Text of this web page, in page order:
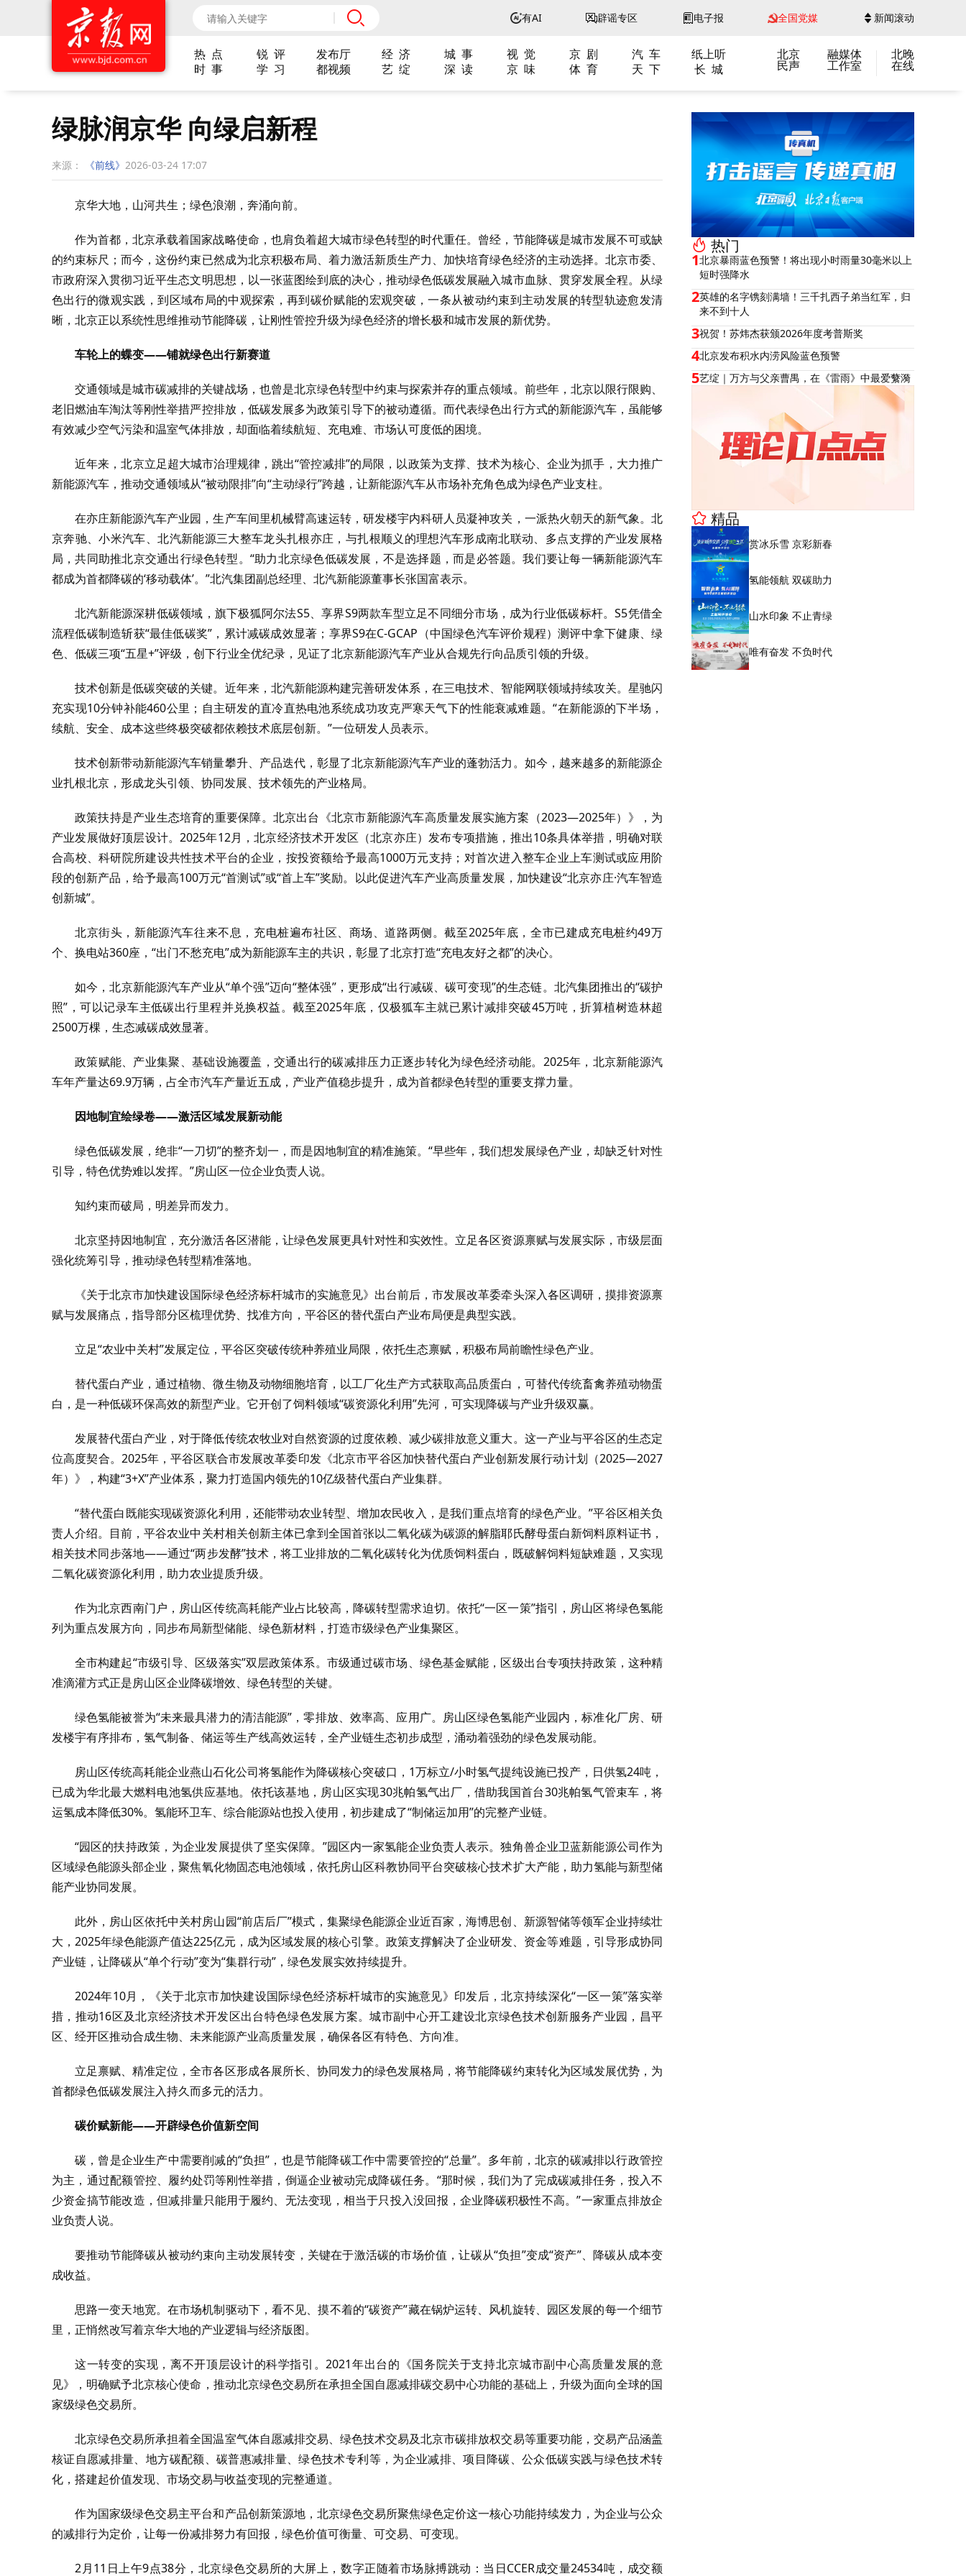
有AI 辟谣专区 电子报 全国党媒 新闻滚动
热 点 锐 评 发布厅 经 济 城 事 视 觉 京 剧 汽 车
纸上听
时 事
学 习 都视频 艺 绽 深 读 京 味 体 育 天 下 长 城
北京
民声
融媒体
工作室
北晚
在线
绿脉润京华 向绿启新程
来源： 《前线》 2026-03-24 17:07
京华大地，山河共生；绿色浪潮，奔涌向前。
作为首都，北京承载着国家战略使命，也肩负着超大城市绿色转型的时代重任。曾经，节能降碳是城市发展不可或缺
的约束标尺；而今，这份约束已然成为北京积极布局、着力激活新质生产力、加快培育绿色经济的主动选择。北京市委、
市政府深入贯彻习近平生态文明思想，以一张蓝图绘到底的决心，推动绿色低碳发展融入城市血脉、贯穿发展全程。从绿
色出行的微观实践，到区域布局的中观探索，再到碳价赋能的宏观突破，一条从被动约束到主动发展的转型轨迹愈发清
晰，北京正以系统性思维推动节能降碳，让刚性管控升级为绿色经济的增长极和城市发展的新优势。
车轮上的蝶变——铺就绿色出行新赛道
交通领域是城市碳减排的关键战场，也曾是北京绿色转型中约束与探索并存的重点领域。前些年，北京以限行限购、
老旧燃油车淘汰等刚性举措严控排放，低碳发展多为政策引导下的被动遵循。而代表绿色出行方式的新能源汽车，虽能够
有效减少空气污染和温室气体排放，却面临着续航短、充电难、市场认可度低的困境。
近年来，北京立足超大城市治理规律，跳出“管控减排”的局限，以政策为支撑、技术为核心、企业为抓手，大力推广
新能源汽车，推动交通领域从“被动限排”向“主动绿行”跨越，让新能源汽车从市场补充角色成为绿色产业支柱。
在亦庄新能源汽车产业园，生产车间里机械臂高速运转，研发楼宇内科研人员凝神攻关，一派热火朝天的新气象。北
京奔驰、小米汽车、北汽新能源三大整车龙头扎根亦庄，与扎根顺义的理想汽车形成南北联动、多点支撑的产业发展格
局，共同助推北京交通出行绿色转型。“助力北京绿色低碳发展，不是选择题，而是必答题。我们要让每一辆新能源汽车
都成为首都降碳的‘移动载体’。”北汽集团副总经理、北汽新能源董事长张国富表示。
北汽新能源深耕低碳领域，旗下极狐阿尔法S5、享界S9两款车型立足不同细分市场，成为行业低碳标杆。S5凭借全
流程低碳制造斩获“最佳低碳奖”，累计减碳成效显著；享界S9在C-GCAP（中国绿色汽车评价规程）测评中拿下健康、绿
色、低碳三项“五星+”评级，创下行业全优纪录，见证了北京新能源汽车产业从合规先行向品质引领的升级。
技术创新是低碳突破的关键。近年来，北汽新能源构建完善研发体系，在三电技术、智能网联领域持续攻关。星驰闪
充实现10分钟补能460公里；自主研发的直冷直热电池系统成功攻克严寒天气下的性能衰减难题。“在新能源的下半场，
续航、安全、成本这些终极突破都依赖技术底层创新。”一位研发人员表示。
技术创新带动新能源汽车销量攀升、产品迭代，彰显了北京新能源汽车产业的蓬勃活力。如今，越来越多的新能源企
业扎根北京，形成龙头引领、协同发展、技术领先的产业格局。
政策扶持是产业生态培育的重要保障。北京出台《北京市新能源汽车高质量发展实施方案（2023—2025年）》，为
产业发展做好顶层设计。2025年12月，北京经济技术开发区（北京亦庄）发布专项措施，推出10条具体举措，明确对联
合高校、科研院所建设共性技术平台的企业，按投资额给予最高1000万元支持；对首次进入整车企业上车测试或应用阶
段的创新产品，给予最高100万元“首测试”或“首上车”奖励。以此促进汽车产业高质量发展，加快建设“北京亦庄·汽车智造
创新城”。
北京街头，新能源汽车往来不息，充电桩遍布社区、商场、道路两侧。截至2025年底，全市已建成充电桩约49万
个、换电站360座，“出门不愁充电”成为新能源车主的共识，彰显了北京打造“充电友好之都”的决心。
如今，北京新能源汽车产业从“单个强”迈向“整体强”，更形成“出行减碳、碳可变现”的生态链。北汽集团推出的“碳护
照”，可以记录车主低碳出行里程并兑换权益。截至2025年底，仅极狐车主就已累计减排突破45万吨，折算植树造林超
2500万棵，生态减碳成效显著。
政策赋能、产业集聚、基础设施覆盖，交通出行的碳减排压力正逐步转化为绿色经济动能。2025年，北京新能源汽
车年产量达69.9万辆，占全市汽车产量近五成，产业产值稳步提升，成为首都绿色转型的重要支撑力量。
因地制宜绘绿卷——激活区域发展新动能
绿色低碳发展，绝非“一刀切”的整齐划一，而是因地制宜的精准施策。“早些年，我们想发展绿色产业，却缺乏针对性
引导，特色优势难以发挥。”房山区一位企业负责人说。
知约束而破局，明差异而发力。
北京坚持因地制宜，充分激活各区潜能，让绿色发展更具针对性和实效性。立足各区资源禀赋与发展实际，市级层面
强化统筹引导，推动绿色转型精准落地。
《关于北京市加快建设国际绿色经济标杆城市的实施意见》出台前后，市发展改革委牵头深入各区调研，摸排资源禀
赋与发展痛点，指导部分区梳理优势、找准方向，平谷区的替代蛋白产业布局便是典型实践。
立足“农业中关村”发展定位，平谷区突破传统种养殖业局限，依托生态禀赋，积极布局前瞻性绿色产业。
替代蛋白产业，通过植物、微生物及动物细胞培育，以工厂化生产方式获取高品质蛋白，可替代传统畜禽养殖动物蛋
白，是一种低碳环保高效的新型产业。它开创了饲料领域“碳资源化利用”先河，可实现降碳与产业升级双赢。
发展替代蛋白产业，对于降低传统农牧业对自然资源的过度依赖、减少碳排放意义重大。这一产业与平谷区的生态定
位高度契合。2025年，平谷区联合市发展改革委印发《北京市平谷区加快替代蛋白产业创新发展行动计划（2025—2027
年）》，构建“3+X”产业体系，聚力打造国内领先的10亿级替代蛋白产业集群。
“替代蛋白既能实现碳资源化利用，还能带动农业转型、增加农民收入，是我们重点培育的绿色产业。”平谷区相关负
责人介绍。目前，平谷农业中关村相关创新主体已拿到全国首张以二氧化碳为碳源的解脂耶氏酵母蛋白新饲料原料证书，
相关技术同步落地——通过“两步发酵”技术，将工业排放的二氧化碳转化为优质饲料蛋白，既破解饲料短缺难题，又实现
二氧化碳资源化利用，助力农业提质升级。
作为北京西南门户，房山区传统高耗能产业占比较高，降碳转型需求迫切。依托“一区一策”指引，房山区将绿色氢能
列为重点发展方向，同步布局新型储能、绿色新材料，打造市级绿色产业集聚区。
全市构建起“市级引导、区级落实”双层政策体系。市级通过碳市场、绿色基金赋能，区级出台专项扶持政策，这种精
准滴灌方式正是房山区企业降碳增效、绿色转型的关键。
绿色氢能被誉为“未来最具潜力的清洁能源”，零排放、效率高、应用广。房山区绿色氢能产业园内，标准化厂房、研
发楼宇有序排布，氢气制备、储运等生产线高效运转，全产业链生态初步成型，涌动着强劲的绿色发展动能。
房山区传统高耗能企业燕山石化公司将氢能作为降碳核心突破口，1万标立/小时氢气提纯设施已投产，日供氢24吨，
已成为华北最大燃料电池氢供应基地。依托该基地，房山区实现30兆帕氢气出厂，借助我国首台30兆帕氢气管束车，将
运氢成本降低30%。氢能环卫车、综合能源站也投入使用，初步建成了“制储运加用”的完整产业链。
“园区的扶持政策，为企业发展提供了坚实保障。”园区内一家氢能企业负责人表示。独角兽企业卫蓝新能源公司作为
区域绿色能源头部企业，聚焦氧化物固态电池领域，依托房山区科教协同平台突破核心技术扩大产能，助力氢能与新型储
能产业协同发展。
此外，房山区依托中关村房山园“前店后厂”模式，集聚绿色能源企业近百家，海博思创、新源智储等领军企业持续壮
大，2025年绿色能源产值达225亿元，成为区域发展的核心引擎。政策支撑解决了企业研发、资金等难题，引导形成协同
产业链，让降碳从“单个行动”变为“集群行动”，绿色发展实效持续提升。
2024年10月，《关于北京市加快建设国际绿色经济标杆城市的实施意见》印发后，北京持续深化“一区一策”落实举
措，推动16区及北京经济技术开发区出台特色绿色发展方案。城市副中心开工建设北京绿色技术创新服务产业园，昌平
区、经开区推动合成生物、未来能源产业高质量发展，确保各区有特色、方向准。
立足禀赋、精准定位，全市各区形成各展所长、协同发力的绿色发展格局，将节能降碳约束转化为区域发展优势，为
首都绿色低碳发展注入持久而多元的活力。
碳价赋新能——开辟绿色价值新空间
碳，曾是企业生产中需要削减的“负担”，也是节能降碳工作中需要管控的“总量”。多年前，北京的碳减排以行政管控
为主，通过配额管控、履约处罚等刚性举措，倒逼企业被动完成降碳任务。“那时候，我们为了完成碳减排任务，投入不
少资金搞节能改造，但减排量只能用于履约、无法变现，相当于只投入没回报，企业降碳积极性不高。”一家重点排放企
业负责人说。
要推动节能降碳从被动约束向主动发展转变，关键在于激活碳的市场价值，让碳从“负担”变成“资产”、降碳从成本变
成收益。
思路一变天地宽。在市场机制驱动下，看不见、摸不着的“碳资产”藏在锅炉运转、风机旋转、园区发展的每一个细节
里，正悄然改写着京华大地的产业逻辑与经济版图。
这一转变的实现，离不开顶层设计的科学指引。2021年出台的《国务院关于支持北京城市副中心高质量发展的意
见》，明确赋予北京核心使命，推动北京绿色交易所在承担全国自愿减排碳交易中心功能的基础上，升级为面向全球的国
家级绿色交易所。
北京绿色交易所承担着全国温室气体自愿减排交易、绿色技术交易及北京市碳排放权交易等重要功能，交易产品涵盖
核证自愿减排量、地方碳配额、碳普惠减排量、绿色技术专利等，为企业减排、项目降碳、公众低碳实践与绿色技术转
化，搭建起价值发现、市场交易与收益变现的完整通道。
作为国家级绿色交易主平台和产品创新策源地，北京绿色交易所聚焦绿色定价这一核心功能持续发力，为企业与公众
的减排行为定价，让每一份减排努力有回报，绿色价值可衡量、可交易、可变现。
2月11日上午9点38分，北京绿色交易所的大屏上，数字正随着市场脉搏跳动：当日CCER成交量24534吨，成交额
热门
1北京暴雨蓝色预警！将出现小时雨量30毫米以上
短时强降水
2英雄的名字镌刻满墙！三千扎西子弟当红军，归
来不到十人
3祝贺！苏炜杰获颁2026年度考普斯奖
4北京发布积水内涝风险蓝色预警
5艺绽｜万方与父亲曹禺，在《雷雨》中最爱蘩漪
精品
赏冰乐雪 京彩新春
氢能领航 双碳助力
山水印象 不止青绿
唯有奋发 不负时代